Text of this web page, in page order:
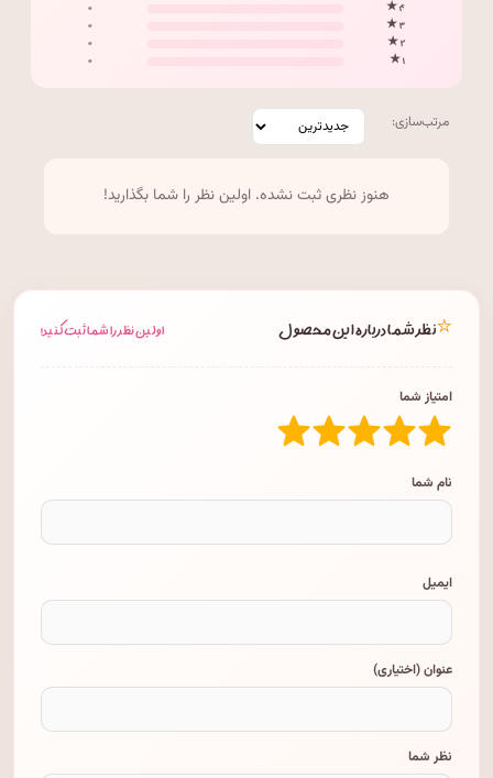
۴ ★
۰
۳ ★
۰
۲ ★
۰
۱ ★
۰
مرتب‌سازی:
هنوز نظری ثبت نشده. اولین نظر را شما بگذارید!
⭐نظر شما درباره این محصول اولین نظر را شما ثبت کنید!
امتیاز شما
نام شما
ایمیل
عنوان (اختیاری)
نظر شما